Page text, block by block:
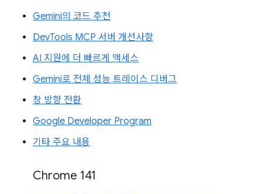
Gemini의 코드 추천
DevTools MCP 서버 개선사항
AI 지원에 더 빠르게 액세스
Gemini로 전체 성능 트레이스 디버그
창 방향 전환
Google Developer Program
기타 주요 내용
Chrome 141